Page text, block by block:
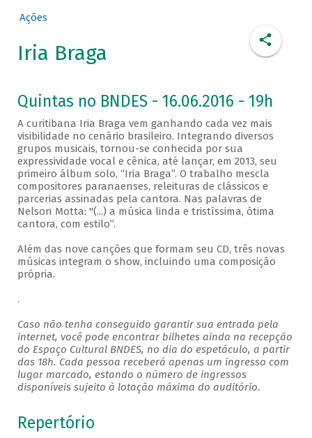
Ações
Iria Braga
Quintas no BNDES - 16.06.2016 - 19h
A curitibana Iria Braga vem ganhando cada vez mais
visibilidade no cenário brasileiro. Integrando diversos
grupos musicais, tornou-se conhecida por sua
expressividade vocal e cênica, até lançar, em 2013, seu
primeiro álbum solo, “Iria Braga”. O trabalho mescla
compositores paranaenses, releituras de clássicos e
parcerias assinadas pela cantora. Nas palavras de
Nelson Motta: "(...) a música linda e tristíssima, ótima
cantora, com estilo”.
Além das nove canções que formam seu CD, três novas
músicas integram o show, incluindo uma composição
própria.
.
Caso não tenha conseguido garantir sua entrada pela
internet, você pode encontrar bilhetes ainda na recepção
do Espaço Cultural BNDES, no dia do espetáculo, a partir
das 18h. Cada pessoa receberá apenas um ingresso com
lugar marcado, estando o número de ingressos
disponíveis sujeito à lotação máxima do auditório.
Repertório